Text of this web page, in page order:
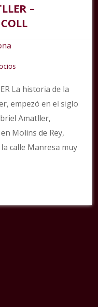
–
La historia de la
empezó en el siglo
Amatller,
Molins de Rey,
calle Manresa muy